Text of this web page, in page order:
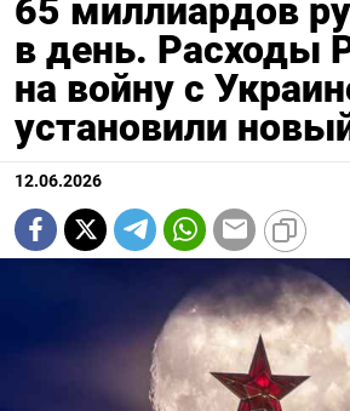
65 миллиардов
в день. Расходы
на войну с
установили
12.06.2026